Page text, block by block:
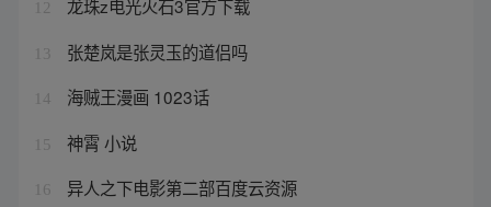
12 龙珠z电光火石3官方下载
13 张楚岚是张灵玉的道侣吗
14 海贼王漫画 1023话
15 神霄 小说
16 异人之下电影第二部百度云资源